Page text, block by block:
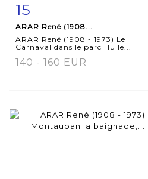
détaillée
15
ARAR René (1908...
ARAR René (1908 - 1973) Le
Carnaval dans le parc Huile...
140 - 160 EUR